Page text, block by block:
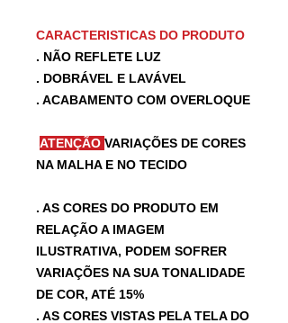
CARACTERISTICAS DO PRODUTO
. NÃO REFLETE LUZ
. DOBRÁVEL E LAVÁVEL
. ACABAMENTO COM OVERLOQUE
ATENÇÃO VARIAÇÕES DE CORES
NA MALHA E NO TECIDO
. AS CORES DO PRODUTO EM
RELAÇÃO A IMAGEM
ILUSTRATIVA, PODEM SOFRER
VARIAÇÕES NA SUA TONALIDADE
DE COR, ATÉ 15%
. AS CORES VISTAS PELA TELA DO